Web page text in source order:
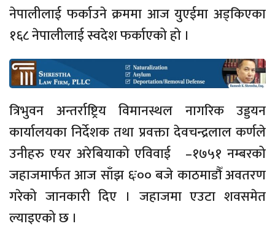
नेपालीलाई फर्काउने क्रममा आज युएईमा अड्किएका
१६८ नेपालीलाई स्वदेश फर्काएको हो ।
त्रिभुवन अन्तर्राष्ट्रिय विमानस्थल नागरिक उड्डयन
कार्यालयका निर्देशक तथा प्रवक्ता देवचन्द्रलाल कर्णले
उनीहरु एयर अरेबियाको एविवाई¬–१७५१ नम्बरको
जहाजमार्फत आज साँझ ६ः०० बजे काठमाडौँ अवतरण
गरेको जानकारी दिए । जहाजमा एउटा शवसमेत
ल्याइएको छ ।